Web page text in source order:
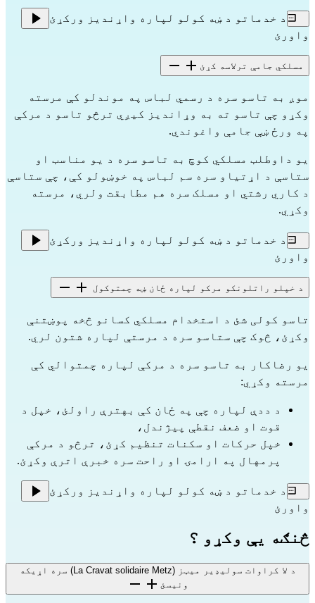
د خدماتو د ښه کولو لپاره واړندیز ورکړئ
واورئ
مسلکي جامې ترلاسه کړئ
موږ به تاسو سره د رسمي لباس په موندلو کې مرسته
وکړو چې تاسو ته به وړاندیز کیږي ترڅو تاسو د مرکې
په ورځ ښې جامې واغوندي.
یو داوطلب مسلکي کوچ به تاسو سره د یو مناسب او
ستاسې د اړتیاو سره سم لباس په خوښولو کې، چې ستاسې
د کاري رشتي او مسلک سره هم مطابقت ولري، مرسته
وکړي.
د خدماتو د ښه کولو لپاره واړندیز ورکړئ
واورئ
د خپلو راتلونکو مرکو لپاره ځان ښه چمتوکول
تاسو کولی شئ د استخدام مسلکي کسانو څخه پوښتنې
وکړئ، څوک چې ستاسو سره د مرستې لپاره شتون لري.
یو رضاکار به تاسو سره د مرکې لپاره چمتوالي کې
مرسته وکړي:
د ددې لپاره چې په ځان کې بهترې راولئ، خپل د
قوت او ضعف نقطې پیژندل،
خپل حرکات او سکنات تنظیم کړئ، ترڅو د مرکې
پرمهال په ارامۍ او راحت سره خبرې اترې وکړئ.
د خدماتو د ښه کولو لپاره واړندیز ورکړئ
واورئ
څنګه یې وکړو ؟
د لا کراوات سولیډیر میټز (La Cravat solidaire Metz) سره اړیکه
ونیسئ